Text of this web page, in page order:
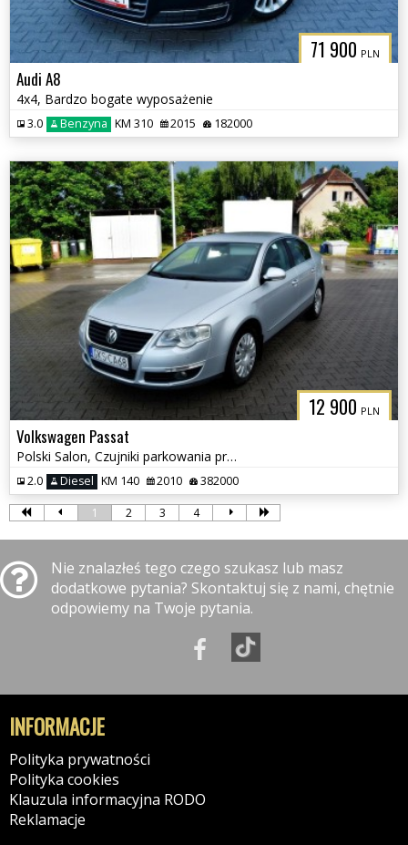
71 900 PLN
Audi A8
4x4, Bardzo bogate wyposażenie
3.0 Benzyna KM 310 2015 182000
12 900 PLN
Volkswagen Passat
Polski Salon, Czujniki parkowania przód i tył, Klimatyzacja
2.0 Diesel KM 140 2010 382000
1 2 3 4
Nie znalazłeś tego czego szukasz lub masz
dodatkowe pytania? Skontaktuj się z nami, chętnie
odpowiemy na Twoje pytania.
INFORMACJE
Polityka prywatności
Polityka cookies
Klauzula informacyjna RODO
Reklamacje